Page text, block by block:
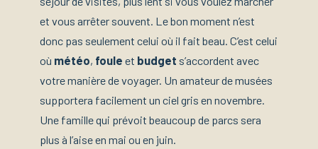
et vous arrêter souvent. Le bon moment n’est
donc pas seulement celui où il fait beau. C’est celui
où météo, foule et budget s’accordent avec
votre manière de voyager. Un amateur de musées
supportera facilement un ciel gris en novembre.
Une famille qui prévoit beaucoup de parcs sera
plus à l’aise en mai ou en juin.